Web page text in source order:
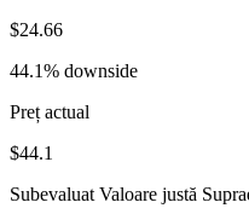
$24.66
44.1% downside
Preț actual
$44.1
Subevaluat Valoare justă